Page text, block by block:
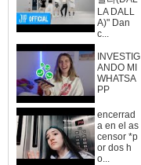
LA DALL
A)" Dan
c...
INVESTIG
ANDO MI
WHATSA
PP
encerrad
a en el as
censor *p
or dos h
o...